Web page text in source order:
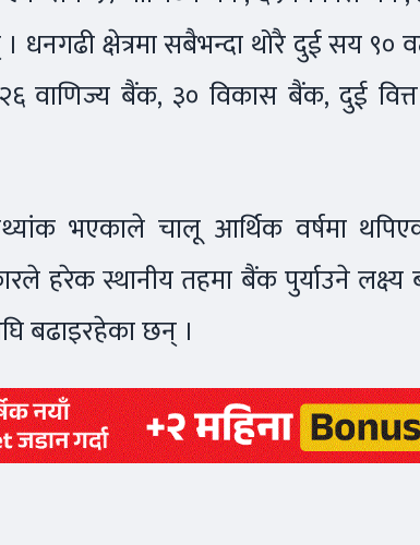
क्षेत्रमा सबैभन्दा थोरै दुई सय ९०
बैंक, ३० विकास बैंक, दुई
भएकाले चालू आर्थिक वर्षमा
हरेक स्थानीय तहमा बैंक पुर्याउने
बढाइरहेका छन् ।